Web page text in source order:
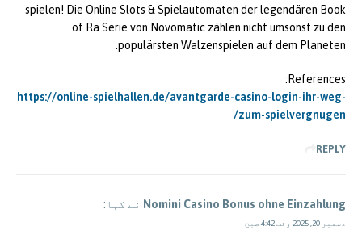
spielen! Die Online Slots & Spielautomaten der legendären Book
of Ra Serie von Novomatic zählen nicht umsonst zu den
populärsten Walzenspielen auf dem Planeten.
References:
https://online-spielhallen.de/avantgarde-casino-login-ihr-weg-
zum-spielvergnugen/
REPLY
Nomini Casino Bonus ohne Einzahlung نے کہا:
دسمبر 20, 2025 وقت 4:42 صبح